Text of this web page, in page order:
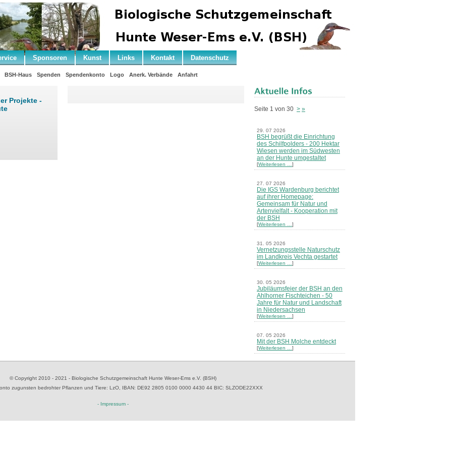
Sponsoren Kunst Links Kontakt Datenschutz
BSH-Haus Spenden Spendenkonto Logo Anerk. Verbände Anfahrt
Projekte -
Seite 1 von 30 > »
29. 07 2026
BSH begrüßt die Einrichtung
des Schilfpolders - 200 Hektar
Wiesen werden im Südwesten
an der Hunte umgestaltet
[Weiterlesen … ]
27. 07 2026
Die IGS Wardenburg berichtet
auf ihrer Homepage:
Gemeinsam für Natur und
Artenvielfalt - Kooperation mit
der BSH
[Weiterlesen … ]
31. 05 2026
Vernetzungsstelle Naturschutz
im Landkreis Vechta gestartet
[Weiterlesen … ]
30. 05 2026
Jubiläumsfeier der BSH an den
Ahlhorner Fischteichen - 50
Jahre für Natur und Landschaft
in Niedersachsen
[Weiterlesen … ]
07. 05 2026
Mit der BSH Molche entdeckt
[Weiterlesen … ]
[Weiterlesen …
© Copyright 2010 - 2021 - Biologische Schutzgemeinschaft Hunte Weser-Ems e.V. (BSH)
zugunsten bedrohter Pflanzen und Tiere: LzO, IBAN: DE92 2805 0100 0000 4430 44 BIC: SLZODE22XXX
- Impressum -